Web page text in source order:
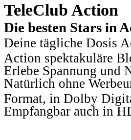
TeleClub Action
Die besten Stars in
Deine tägliche Dosis
Action spektakuläre
Erlebe Spannung und
Natürlich ohne
Format, in Dolby
Empfangbar auch in